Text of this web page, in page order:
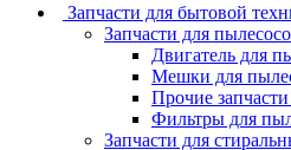
Запчасти для бытовой
Запчасти для
Двигатель для
Мешки для
Прочие
Фильтры для
Запчасти для